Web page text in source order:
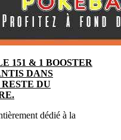
151 & 1 BOOSTER
DANS
DU
dédié à la